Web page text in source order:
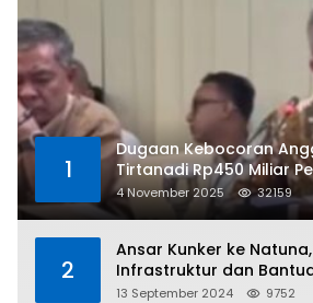
1
Dugaan Kebocoran
Tirtanadi Rp450 Miliar
Kritikan
4 November 2025 32159
2
Ansar Kunker ke
Infrastruktur dan
Direalisasikan Hingga
13 September 2024 9752